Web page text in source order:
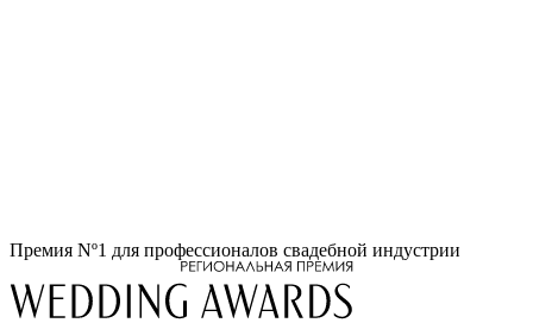
Перейти
содержимому
Премия Nº1 для профессионалов свадебной индустрии